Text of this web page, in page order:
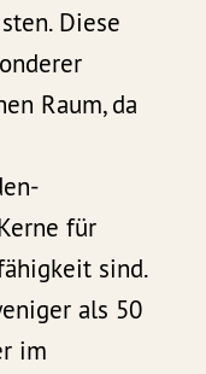
Diese
Raum, da
für
sind.
als 50
im